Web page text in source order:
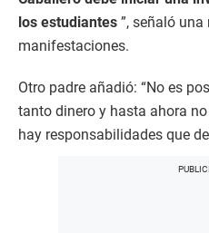
los estudiantes ”, señaló
manifestaciones.
Otro padre añadió: “No es
tanto dinero y hasta ahora
hay responsabilidades que